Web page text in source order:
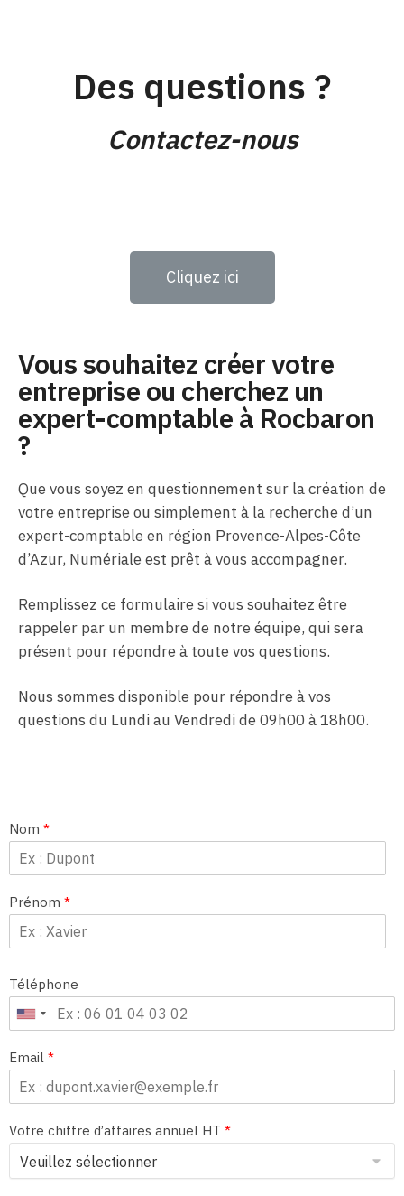
Des questions ?
Contactez-nous
Cliquez ici
Vous souhaitez créer votre
entreprise ou cherchez un
expert-comptable à Rocbaron
?
Que vous soyez en questionnement sur la création de
votre entreprise ou simplement à la recherche d’un
expert-comptable en région Provence-Alpes-Côte
d’Azur, Numériale est prêt à vous accompagner.
Remplissez ce formulaire si vous souhaitez être
rappeler par un membre de notre équipe, qui sera
présent pour répondre à toute vos questions.
Nous sommes disponible pour répondre à vos
questions du Lundi au Vendredi de 09h00 à 18h00.
Nom *
Prénom *
Téléphone
Email *
Votre chiffre d’affaires annuel HT *